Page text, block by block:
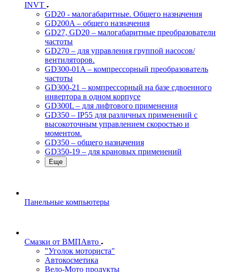
INVT
GD20 - малогабаритные. Общего назначения
GD200A – общего назначения
GD27, GD20 – малогабаритные преобразователи
частоты
GD270 – для управления группой насосов/
вентиляторов.
GD300-01A – компрессорный преобразователь
частоты
GD300-21 – компрессорный на базе сдвоенного
инвертора в одном корпусе
GD300L – для лифтового применения
GD350 – IP55 для различных применений с
высокоточным управлением скоростью и
моментом.
GD350 – общего назначения
GD350-19 – для крановых применений
Еще
Панельные компьютеры
Смазки от ВМПАвто
"Уголок моториста"
Автокосметика
Вело-Мото продукты